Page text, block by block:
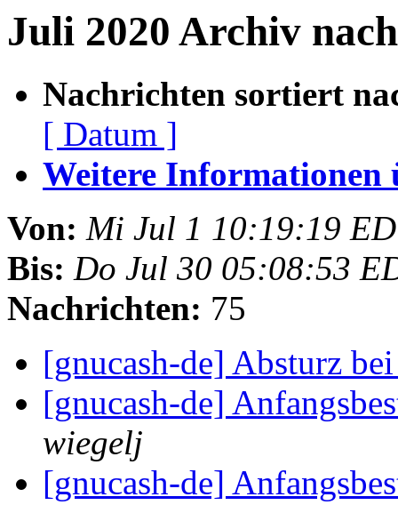
Juli 2020 Archiv
Nachrichten sortiert
[ Datum ]
Weitere Informationen
Von: Mi Jul 1 10:19:19
Bis: Do Jul 30 05:08:53
Nachrichten: 75
[gnucash-de] Absturz
[gnucash-de]
wiegelj
[gnucash-de]